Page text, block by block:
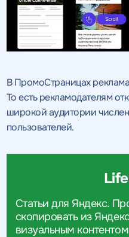
В ПромоСтраницах
То есть рекламодателям
широкой аудитории
пользователей.
Статьи для Яндекс.
скопировать из
визуальным